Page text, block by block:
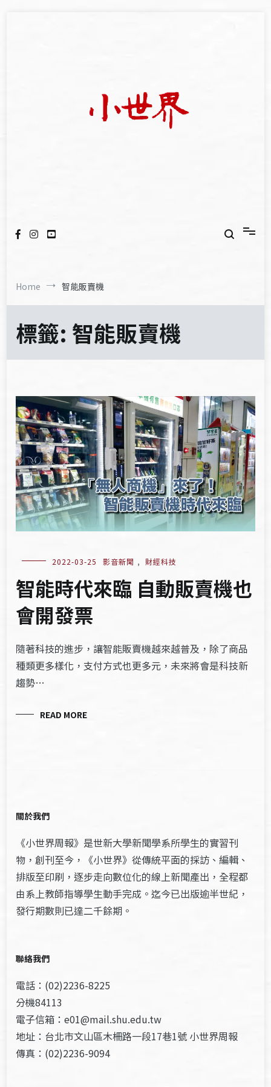
Home 智能販賣機
標籤: 智能販賣機
2022-03-25 影音新聞 , 財經科技
智能時代來臨 自動販賣機也
會開發票
隨著科技的進步，讓智能販賣機越來越普及，除了商品
種類更多樣化，支付方式也更多元，未來將會是科技新
趨勢…
READ MORE
關於我們
《小世界周報》是世新大學新聞學系所學生的實習刊
物，創刊至今，《小世界》從傳統平面的採訪、編輯、
排版至印刷，逐步走向數位化的線上新聞產出，全程都
由系上教師指導學生動手完成。迄今已出版逾半世紀，
發行期數則已達二千餘期。
聯絡我們
電話：(02)2236-8225
分機84113
電子信箱：e01@mail.shu.edu.tw
地址：台北市文山區木柵路一段17巷1號 小世界周報
傳真：(02)2236-9094